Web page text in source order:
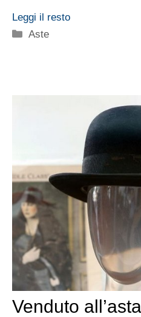
Leggi il resto
Categorie
Aste
Venduto